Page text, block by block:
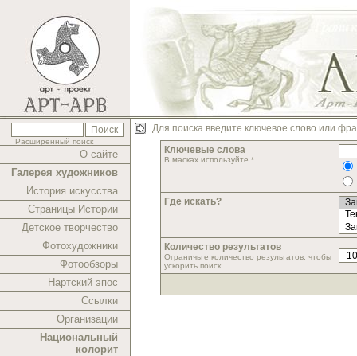
Расширенный поиск
О сайте
Галерея художников
История искусства
Страницы Истории
Детское творчество
Фотохудожники
Фотообзоры
Нартский эпос
Ссылки
Организации
Национальный
колорит
Для поиска введите ключевое слово или
Ключевые слова
В масках используйте *
Где искать?
Количество результатов
Ограничьте количество результатов, чтобы
ускорить поиск